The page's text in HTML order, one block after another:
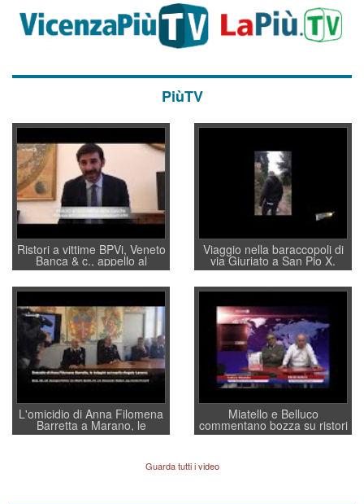
PiùTV
Ristori a vittime BPVi, Veneto
Banca & c., appello al
sottosegretario Alessio
Villarosa: per mettere ordine
convochi con Di Maio CNCU
a supporto della cabina di
regia al Mef
Viaggio nella baraccopoli di
via Giuriato a San Pio X.
Vicenza ai Vicentini: “faremo
un regalo di Natale ai
residenti”
L'omicidio di Anna Filomena
Barretta a Marano, le
indagini dei carabinieri di
quelle di... Barbara D'Urso
Miatello e Belluco
commentano bozza su ristori
BPVi e Veneto Banca
Guarda tutti i video